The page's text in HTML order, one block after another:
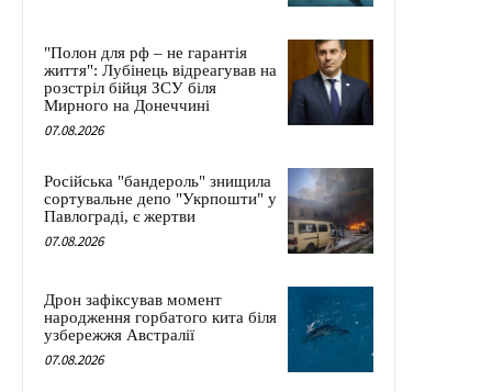
"Полон для рф – не гарантія
життя": Лубінець відреагував на
розстріл бійця ЗСУ біля
Мирного на Донеччині
07.08.2026
Російська "бандероль" знищила
сортувальне депо "Укрпошти" у
Павлограді, є жертви
07.08.2026
Дрон зафіксував момент
народження горбатого кита біля
узбережжя Австралії
07.08.2026